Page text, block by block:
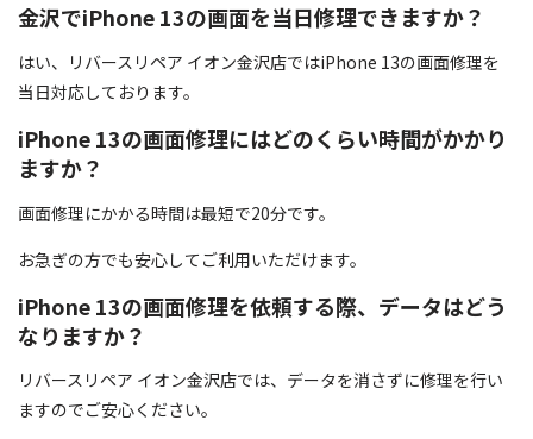
金沢でiPhone 13の画面を当日修理できますか？
はい、リバースリペア イオン金沢店ではiPhone 13の画面修理を
当日対応しております。
iPhone 13の画面修理にはどのくらい時間がかかり
ますか？
画面修理にかかる時間は最短で20分です。
お急ぎの方でも安心してご利用いただけます。
iPhone 13の画面修理を依頼する際、データはどう
なりますか？
リバースリペア イオン金沢店では、データを消さずに修理を行い
ますのでご安心ください。